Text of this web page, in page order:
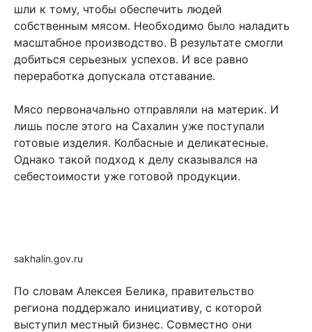
шли к тому, чтобы обеспечить людей
собственным мясом. Необходимо было наладить
масштабное производство. В результате смогли
добиться серьезных успехов. И все равно
переработка допускала отставание.
Мясо первоначально отправляли на материк. И
лишь после этого на Сахалин уже поступали
готовые изделия. Колбасные и деликатесные.
Однако такой подход к делу сказывался на
себестоимости уже готовой продукции.
sakhalin.gov.ru
По словам Алексея Белика, правительство
региона поддержало инициативу, с которой
выступил местный бизнес. Совместно они